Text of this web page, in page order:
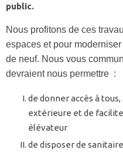
public.
Nous profitons de ces
espaces et pour
de neuf. Nous vous
devraient nous permettre :
de donner accès à
extérieure et de
élévateur
de disposer de